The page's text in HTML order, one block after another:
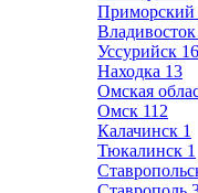
Приморский
Владивосток
Уссурийск 16
Находка 13
Омская
Омск 112
Калачинск 1
Тюкалинск 1